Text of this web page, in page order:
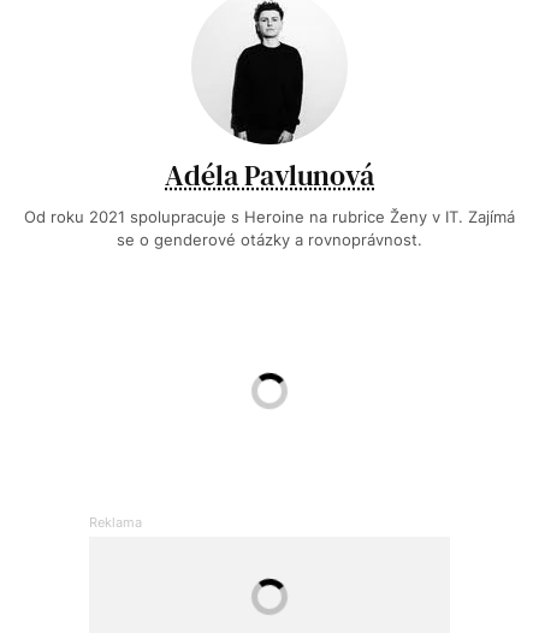
Adéla Pavlunová
Od roku 2021 spolupracuje s Heroine na rubrice Ženy v IT. Zajímá
se o genderové otázky a rovnoprávnost.